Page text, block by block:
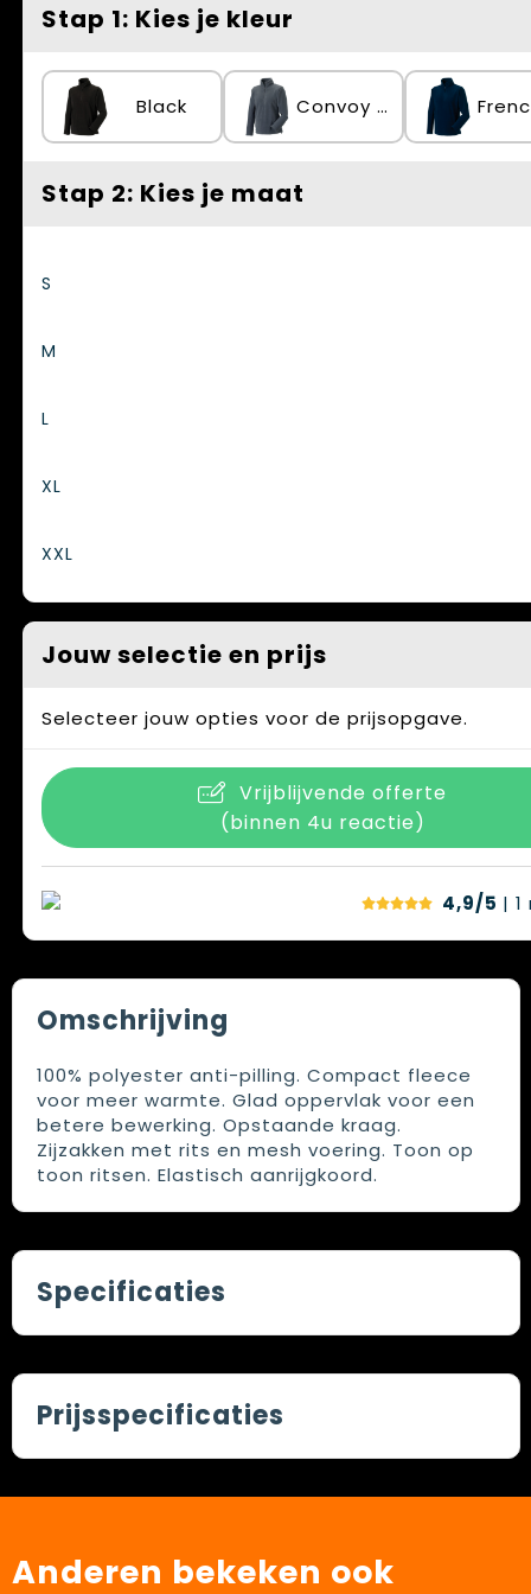
Veiligheid, Auto en Fiets
Stap 1: Kies je kleur
Black Convoy Grey
Stap 2: Kies je maat
S
M
L
XL
XXL
Jouw selectie en prijs
Selecteer jouw opties voor de prijsopgave.
Vrijblijvende offerte
(binnen 4u reactie)
4,9/5 | 1
Omschrijving
100% polyester anti-pilling. Compact fleece
voor meer warmte. Glad oppervlak voor een
betere bewerking. Opstaande kraag.
Zijzakken met rits en mesh voering. Toon op
toon ritsen. Elastisch aanrijgkoord.
Specificaties
Prijsspecificaties
Anderen bekeken ook